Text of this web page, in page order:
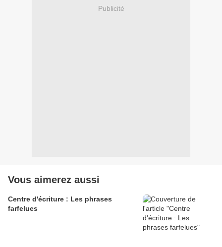
Publicité
Vous aimerez aussi
Centre d'écriture : Les phrases
farfelues